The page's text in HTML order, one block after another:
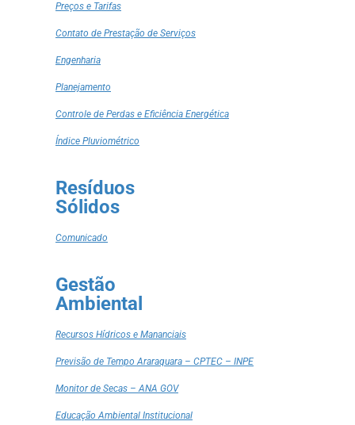
Preços e Tarifas
Contato de Prestação de Serviços
Engenharia
Planejamento
Controle de Perdas e Eficiência Energética
Índice Pluviométrico
Resíduos
Sólidos
Comunicado
Gestão
Ambiental
Recursos Hídricos e Mananciais
Previsão de Tempo Araraquara – CPTEC – INPE
Monitor de Secas – ANA GOV
Educação Ambiental Institucional